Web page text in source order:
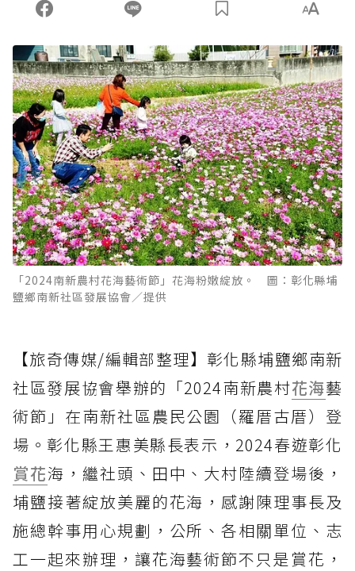
「2024南新農村花海藝術節」花海粉嫩綻放。 圖：彰化縣埔
鹽鄉南新社區發展協會／提供
【旅奇傳媒/編輯部整理】彰化縣埔鹽鄉南新
社區發展協會舉辦的「2024南新農村花海藝
術節」在南新社區農民公園（羅厝古厝）登
場。彰化縣王惠美縣長表示，2024春遊彰化
賞花海，繼社頭、田中、大村陸續登場後，
埔鹽接著綻放美麗的花海，感謝陳理事長及
施總幹事用心規劃，公所、各相關單位、志
工一起來辦理，讓花海藝術節不只是賞花，